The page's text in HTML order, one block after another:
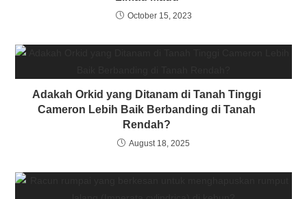
October 15, 2023
Adakah Orkid yang Ditanam di Tanah Tinggi
Cameron Lebih Baik Berbanding di Tanah
Rendah?
August 18, 2025